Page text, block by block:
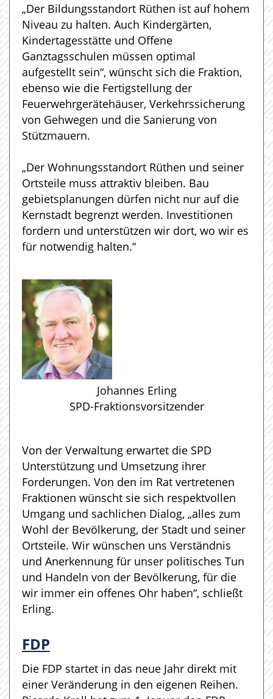
„Der Bildungsstandort Rüthen ist auf hohem
Niveau zu halten. Auch Kindergärten,
Kindertagesstätte und Offene
Ganztagsschulen müssen optimal
aufgestellt sein“, wünscht sich die Fraktion,
ebenso wie die Fertigstellung der
Feuerwehrgerätehäuser, Verkehrssicherung
von Gehwegen und die Sanierung von
Stützmauern.
„Der Wohnungsstandort Rüthen und seiner
Ortsteile muss attraktiv bleiben. Bau
gebietsplanungen dürfen nicht nur auf die
Kernstadt begrenzt werden. Investitionen
fordern und unterstützen wir dort, wo wir es
für notwendig halten.“
Johannes Erling
SPD-Fraktionsvorsitzender
Von der Verwaltung erwartet die SPD
Unterstützung und Umsetzung ihrer
Forderungen. Von den im Rat vertretenen
Fraktionen wünscht sie sich respektvollen
Umgang und sachlichen Dialog, „alles zum
Wohl der Bevölkerung, der Stadt und seiner
Ortsteile. Wir wünschen uns Verständnis
und Anerkennung für unser politisches Tun
und Handeln von der Bevölkerung, für die
wir immer ein offenes Ohr haben“, schließt
Erling.
FDP
Die FDP startet in das neue Jahr direkt mit
einer Veränderung in den eigenen Reihen.